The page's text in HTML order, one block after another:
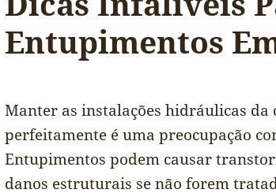
Entupimentos
Manter as instalações hidráulicas da
perfeitamente é uma preocupação
Entupimentos podem causar
danos estruturais se não forem